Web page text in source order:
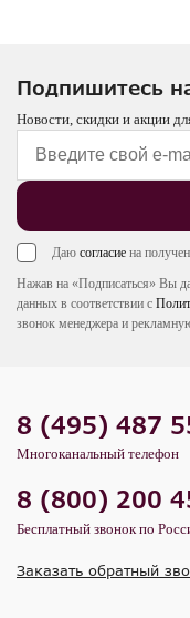
Подпишитесь
Новости, скидки и акции
Даю согласие на
Нажав на «Подписаться» Вы
данных в соответствии с
звонок менеджера и
8 (495) 487
Многоканальный телефон
8 (800) 200
Бесплатный звонок по
Заказать обратный